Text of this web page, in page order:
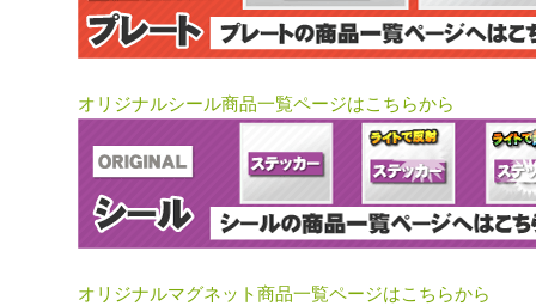
オリジナルシール商品一覧ページはこちらから
オリジナルマグネット商品一覧ページはこちらから